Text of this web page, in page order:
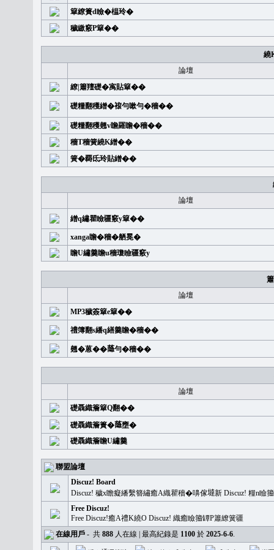
簞繚簣d瞼�榅玲�
穢繳竅P簞��
繞
論壇
繚|簫羶礎�㝢貼簞��
礎糧翻穫繒�䙛勻嗽勻�穡��
礎糧翻穫翹v瞻羅瞻�穡��
穡T穡簧繞K繒��
簧�覉氐玲貼繒��
論壇
繒q繡瞿瞼疆竅y簞��
xanga瞻�穡�舾冕�
瞻U繡羹瞻u穡瓊瞼疆竅y
論壇
MP3穢簽簞e簞��
禮簿翻s繙q繕羹瞻�穡��
翹�蒽��𦻕勻�穡��
論壇
礎聶織簷簞Q翻��
礎聶織簷簣�𦻕壅�
礎聶織簷瞻U繡羹
聯盟論壇
Discuz! Board
Discuz! 穢x瞻癡繙繫簪繡癒A織瞿穡�嚊傢𡐿新 Discuz! 糧n
Free Discuz!
Free Discuz!癒A禮K繞O Discuz! 織癒瞼籀罈P簫繚簧疆
在線用戶 - 共 888 人在線 | 最高紀錄是 1100 於 2025-6-6.